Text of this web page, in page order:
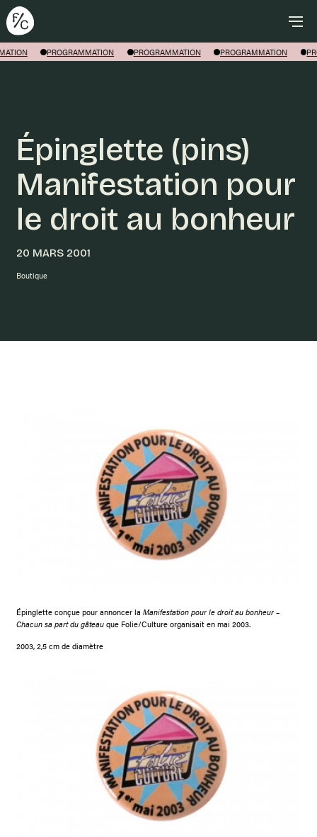
PROGRAMMATION PROGRAMMATION PROGRAMMATION
Rechercher
Épinglette (pins)
Manifestation pour
le droit au bonheur
20 MARS 2001
Boutique
Épinglette conçue pour annoncer laManifestation pour le droit au bonheur –
Chacun sa part du gâteau que Folie/Culture organisait en mai 2003.
2003, 2,5 cm de diamètre